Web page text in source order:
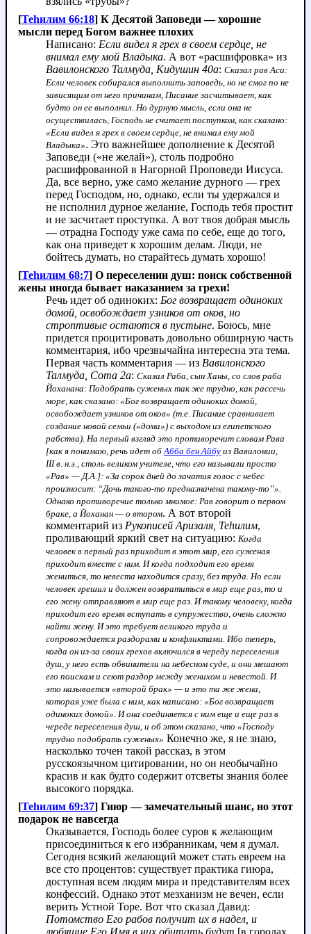
[Теhилим 66:18] К Десятой Заповеди — хорошие
мысли перед Богом важнее плохих
Написано: Если видел я грех в своем сердце, не
внимал ему мой Владыка. А вот «расшифровка» из
Вавилонского Талмуда, Кидушин 40а: Сказал рав Аси:
Если человек собирался выполнить заповедь, но не смог по не
зависящим от него причинам, Писание засчитывает, как
будто он ее выполнил. Но дурную мысль, если она не
осуществилась, Господь не считает поступком, как сказано:
«Если видел я грех в своем сердце, не внимал ему мой
Владыка». Это важнейшее дополнение к Десятой
Заповеди («не желай»), столь подробно
расшифрованной в Нагорной Проповеди Иисуса.
Да, все верно, уже само желание дурного — грех
перед Господом, но, однако, если ты удержался и
не исполнил дурное желание, Господь тебя простит
и не засчитает проступка. А вот твоя добрая мысль
— отрадна Господу уже сама по себе, еще до того,
как она приведет к хорошим делам. Люди, не
бойтесь думать, но старайтесь думать хорошо!
[Теhилим 68:7] О переселении душ: поиск собственной
жены иногда бывает наказанием за грехи!
Речь идет об одиноких: Бог возвращает одиноких
домой, освобождает узников от оков, но
строптивые остаются в пустыне. Боюсь, мне
придется процитировать довольно обширную часть
комментария, ибо чрезвычайна интересна эта тема.
Первая часть комментария — из Вавилонского
Талмуда, Сота 2а: Сказал Раба, сын Ханы, со слов раба
Йоханана: Подобрать суженых так же трудно, как рассечь
море, как сказано: «Бог возвращает одиноких домой,
освобождает узников от оков» (т.е. Писание сравнивает
создание новой семьи («дома») с выходом из египетского
рабства). На первый взгляд это противоречит словам Рава
[как я понимаю, речь идет обАбба бен Айбу из Вавилонии,
III в. н.э., столь великом учителе, что его называли просто
«Рав» — Д.А.]: «За сорок дней до зачатия голос с небес
произносит: “Дочь такого-то предназначена такому-то”».
Однако противоречие только мнимое: Рав говорит о первом
браке, а Йоханан — о втором. А вот второй
комментарий из Рукописей Аризаля, Теhилим,
проливающий яркий свет на ситуацию: Когда
человек в первый раз приходит в этот мир, его суженая
приходит вместе с ним. И когда подходит его время
жениться, то невеста находится сразу, без труда. Но если
человек грешил и должен возвратиться в мир еще раз, то и
его жену отправляют в мир еще раз. И такому человеку, когда
приходит его время вступать в супружество, очень сложно
найти жену. И это требует великого труда и
сопровождается раздорами и конфликтами. Ибо теперь,
когда он из-за своих грехов включился в череду переселения
душ, у него есть обвинители на небесном суде, и они мешают
его поискам и сеют раздор между женихом и невестой. И
это называется «второй брак» — и это та же жена,
которая уже была с ним, как написано: «Бог возвращает
одиноких домой». И она соединяется с ним еще и еще раз в
череде переселения душ, и об этом сказано, что «Господу
трудно подобрать суженых» Конечно же, я не знаю,
насколько точен такой рассказ, в этом
русскоязычном цитировании, но он необычайно
красив и как будто содержит отсветы знания более
высокого порядка.
[Теhилим 69:37] Гиюр — замечательный шанс, но этот
подарок не навсегда
Оказывается, Господь более суров к желающим
присоединиться к его избранникам, чем я думал.
Сегодня всякий желающий может стать евреем на
все сто процентов: существует практика гиюра,
доступная всем людям мира и представителям всех
конфессий. Однако этот мезханизм не вечен, если
верить Устной Торе. Вот что сказал Давид:
Потомство Его рабов получит их в надел, и
любящие Его Имя в них обитать будут [в городах